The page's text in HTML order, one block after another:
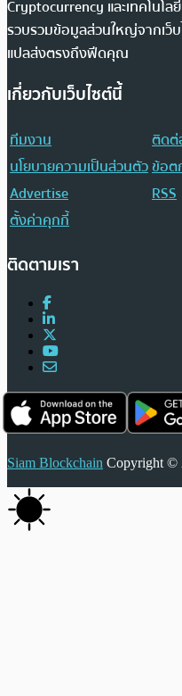
Cryptocurrency และเทคโนโ
รวบรวมข้อมูลส่วนใหญ่จากเว็บ
แปลส่งตรงถึงฟีดคุณ
เกี่ยวกับเว็บไซต์นี้
ทีมงาน
ติดต่
นโยบายความเป็นส่วนตัวข้อต
Advertise
RSS
ตั้งค่าคุกกี้
ติดตามเรา
Siam Blockchain Copyright ©